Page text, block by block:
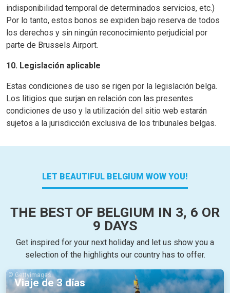
indisponibilidad temporal de determinados servicios, etc.)
Por lo tanto, estos bonos se expiden bajo reserva de todos
los derechos y sin ningún reconocimiento perjudicial por
parte de Brussels Airport.
10. Legislación aplicable
Estas condiciones de uso se rigen por la legislación belga.
Los litigios que surjan en relación con las presentes
condiciones de uso y la utilización del sitio web estarán
sujetos a la jurisdicción exclusiva de los tribunales belgas.
LET BEAUTIFUL BELGIUM WOW YOU!
THE BEST OF BELGIUM IN 3, 6 OR
9 DAYS
Get inspired for your next holiday and let us show you a
selection of the highlights our country has to offer.
Viaje de 3 días
© Gettyimages